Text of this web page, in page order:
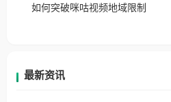
户收听网易云音乐地
如何突破咪咕视频地域限制
最新资讯